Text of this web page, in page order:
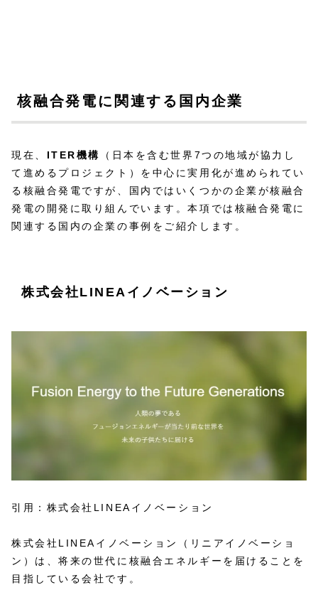
核融合発電に関連する国内企業
現在、 ITER機構
（日本を含む世界7つの地域が協力し
て進めるプロジェクト）を中心に実用化が進められてい
る核融合発電ですが、国内ではいくつかの企業が核融合
発電の開発に取り組んでいます。本項では核融合発電に
関連する国内の企業の事例をご紹介します。
株式会社LINEAイノベーション
引用：株式会社LINEAイノベーション
株式会社LINEAイノベーション（リニアイノベーショ
ン）は、将来の世代に核融合エネルギーを届けることを
目指している会社です。